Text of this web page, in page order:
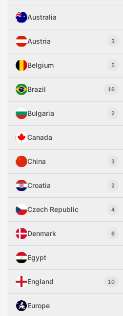
Australia
Austria 3
Belgium 5
Brazil 16
Bulgaria 2
Canada
China 3
Croatia 2
Czech Republic 4
Denmark 6
Egypt
England 10
Europe